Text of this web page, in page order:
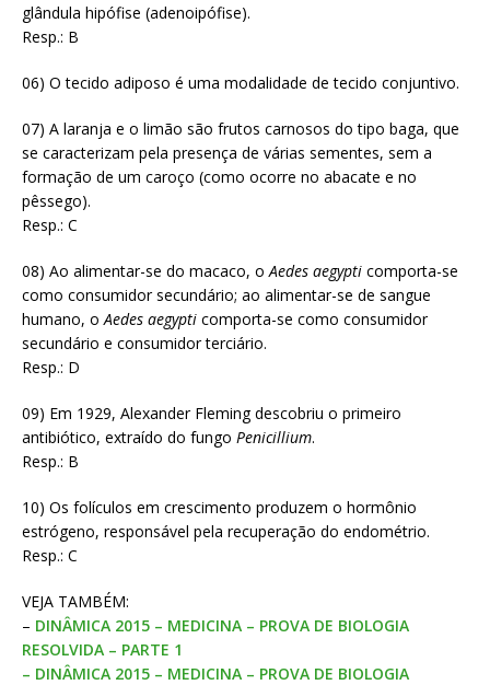
glândula hipófise (adenoipófise).
Resp.: B
06) O tecido adiposo é uma modalidade de tecido conjuntivo.
07) A laranja e o limão são frutos carnosos do tipo baga, que
se caracterizam pela presença de várias sementes, sem a
formação de um caroço (como ocorre no abacate e no
pêssego).
Resp.: C
08) Ao alimentar-se do macaco, oAedes aegypti comporta-se
como consumidor secundário; ao alimentar-se de sangue
humano, oAedes aegypti comporta-se como consumidor
secundário e consumidor terciário.
Resp.: D
09) Em 1929, Alexander Fleming descobriu o primeiro
antibiótico, extraído do fungo Penicillium.
Resp.: B
10) Os folículos em crescimento produzem o hormônio
estrógeno, responsável pela recuperação do endométrio.
Resp.: C
VEJA TAMBÉM:
– DINÂMICA 2015 – MEDICINA – PROVA DE BIOLOGIA
RESOLVIDA – PARTE 1
– DINÂMICA 2015 – MEDICINA – PROVA DE BIOLOGIA